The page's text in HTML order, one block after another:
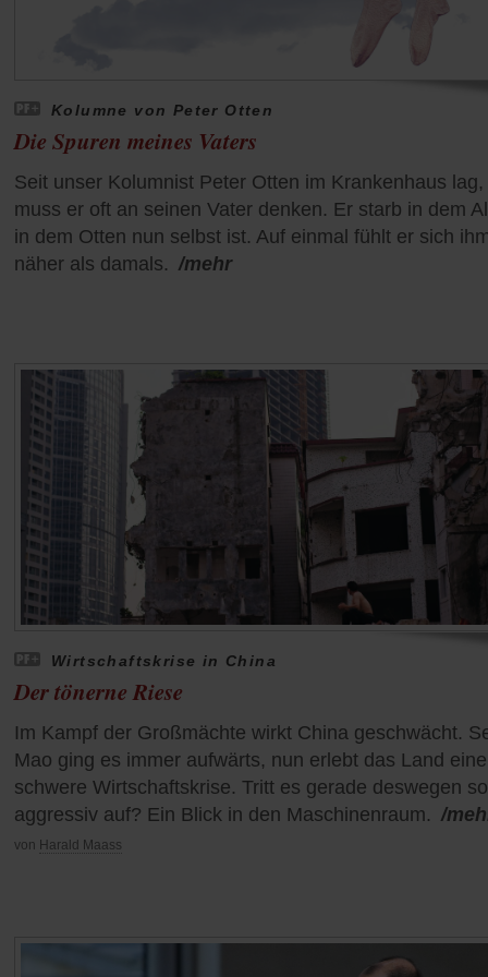
Kolumne von Peter Otten
Die Spuren meines Vaters
Seit unser Kolumnist Peter Otten im Krankenhaus lag,
muss er oft an seinen Vater denken. Er starb in dem
in dem Otten nun selbst ist. Auf einmal fühlt er sich
näher als damals. /mehr
Wirtschaftskrise in China
Der tönerne Riese
Im Kampf der Großmächte wirkt China geschwächt.
Mao ging es immer aufwärts, nun erlebt das Land eine
schwere Wirtschaftskrise. Tritt es gerade deswegen so
aggressiv auf? Ein Blick in den Maschinenraum. /
von Harald Maass